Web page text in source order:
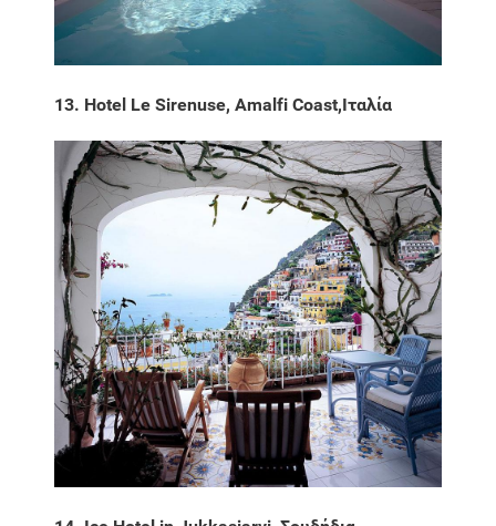
13. Hotel Le Sirenuse, Amalfi Coast,Ιταλία